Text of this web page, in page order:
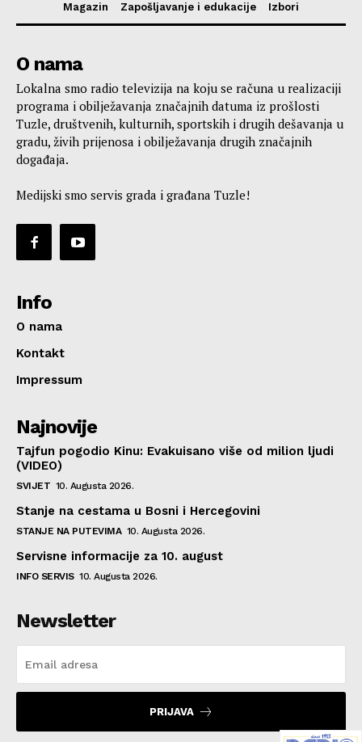
Magazin
Zapošljavanje i edukacije Izbori
O nama
Lokalna smo radio televizija na koju se računa u realizaciji
programa i obilježavanja značajnih datuma iz prošlosti
Tuzle, društvenih, kulturnih, sportskih i drugih dešavanja u
gradu, živih prijenosa i obilježavanja drugih značajnih
događaja.
Medijski smo servis grada i građana Tuzle!
Info
O nama
Kontakt
Impressum
Najnovije
Tajfun pogodio Kinu: Evakuisano više od milion ljudi
(VIDEO)
SVIJET 10. Augusta 2026.
Stanje na cestama u Bosni i Hercegovini
STANJE NA PUTEVIMA 10. Augusta 2026.
Servisne informacije za 10. august
INFO SERVIS 10. Augusta 2026.
Newsletter
PRIJAVA